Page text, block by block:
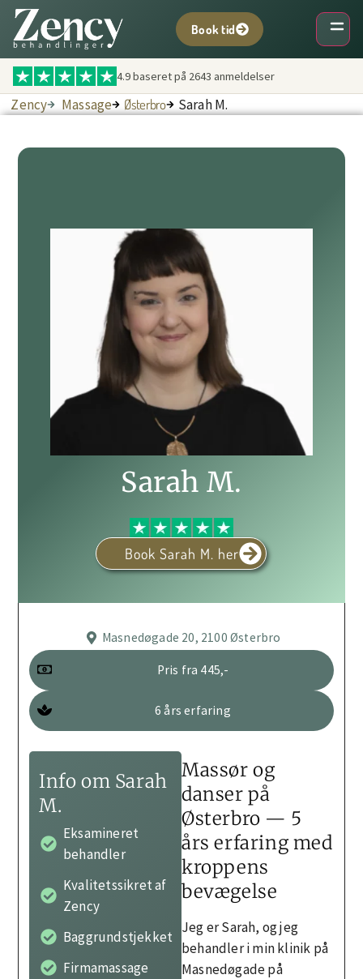
Book tid
4.9 baseret på 2643 anmeldelser
Zency Massage Østerbro Sarah M.
Sarah M.
Book Sarah M. her
Masnedøgade 20, 2100 Østerbro
Pris fra 445,-
6 års erfaring
Info om Sarah
M.
Eksamineret
behandler
Kvalitetssikret af
Zency
Baggrundstjekket
Firmamassage
Massør og
danser på
Østerbro — 5
års erfaring med
kroppens
bevægelse
Jeg er Sarah, og jeg
behandler i min klinik på
Masnedøgade på